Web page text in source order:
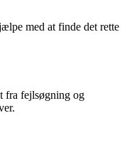
med at finde det rette
fra fejlsøgning og